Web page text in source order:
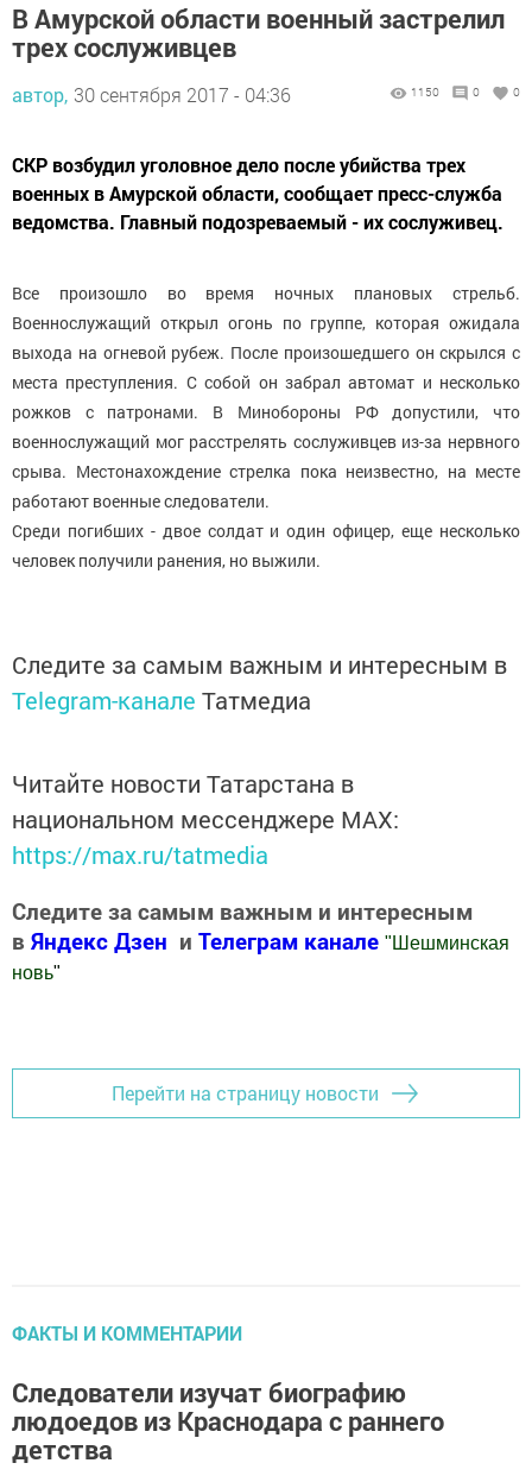
В Амурской области военный застрелил
трех сослуживцев
автор, 30 сентября 2017 - 04:36 1150 0 0
СКР возбудил уголовное дело после убийства трех
военных в Амурской области, сообщает пресс-служба
ведомства. Главный подозреваемый - их сослуживец.
Все произошло во время ночных плановых стрельб.
Военнослужащий открыл огонь по группе, которая ожидала
выхода на огневой рубеж. После произошедшего он скрылся с
места преступления. С собой он забрал автомат и несколько
рожков с патронами. В Минобороны РФ допустили, что
военнослужащий мог расстрелять сослуживцев из-за нервного
срыва. Местонахождение стрелка пока неизвестно, на месте
работают военные следователи.
Среди погибших - двое солдат и один офицер, еще несколько
человек получили ранения, но выжили.
Следите за самым важным и интересным в
Telegram-канале Татмедиа
Читайте новости Татарстана в
национальном мессенджере MАХ:
https://max.ru/tatmedia
Следите за самым важным и интересным
в Яндекс Дзен и Телеграм канале " Шешминская
новь"
Перейти на страницу новости
ФАКТЫ И КОММЕНТАРИИ
Следователи изучат биографию
людоедов из Краснодара с раннего
детства